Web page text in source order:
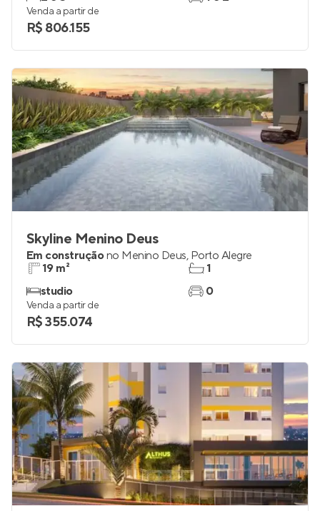
Venda a partir de
R$ 806.155
Skyline Menino Deus
Em construçãono Menino Deus, Porto Alegre
19 m²
studio
1
0
Venda a partir de
R$ 355.074